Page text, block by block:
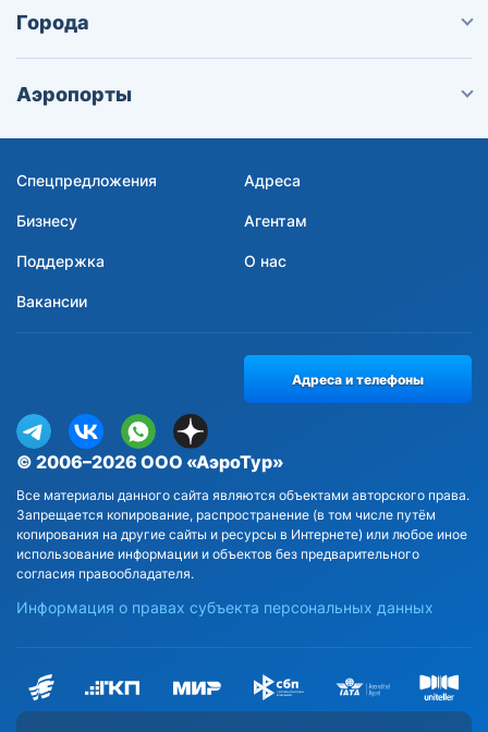
Города
Аэропорты
Спецпредложения Адреса
Бизнесу Агентам
Поддержка О нас
Вакансии
© 2006–2026 ООО «АэроТур»
Все материалы данного сайта являются объектами авторского права.
Запрещается копирование, распространение (в том числе путём
копирования на другие сайты и ресурсы в Интернете) или любое иное
использование информации и объектов без предварительного
согласия правообладателя.
Информация о правах субъекта персональных данных
Адреса и телефоны